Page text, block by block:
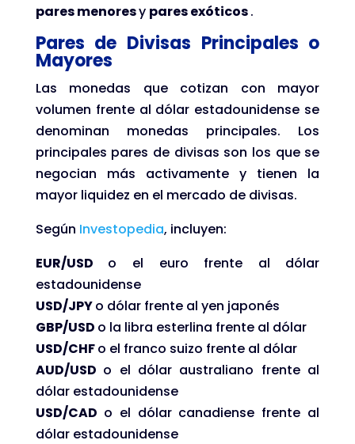
pares menoresy pares exóticos.
Pares de Divisas Principales o
Mayores
Las monedas que cotizan con mayor
volumen frente al dólar estadounidense se
denominan monedas principales. Los
principales pares de divisas son los que se
negocian más activamente y tienen la
mayor liquidez en el mercado de divisas.
Según Investopedia, incluyen:
EUR/USD o el euro frente al dólar
estadounidense
USD/JPYo dólar frente al yen japonés
GBP/USD o la libra esterlina frente al dólar
USD/CHFo el franco suizo frente al dólar
AUD/USD o el dólar australiano frente al
dólar estadounidense
USD/CAD o el dólar canadiense frente al
dólar estadounidense